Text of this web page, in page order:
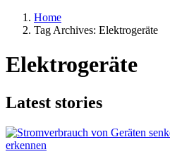
Home
Tag Archives: Elektrogeräte
Elektrogeräte
Latest stories